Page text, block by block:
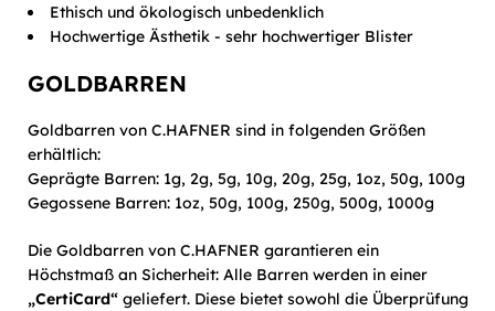
Ethisch und ökologisch unbedenklich
Hochwertige Ästhetik - sehr hochwertiger Blister
GOLDBARREN
Goldbarren von C.HAFNER sind in folgenden Größen
erhältlich:
Geprägte Barren: 1g, 2g, 5g, 10g, 20g, 25g, 1oz, 50g, 100g
Gegossene Barren: 1oz, 50g, 100g, 250g, 500g, 1000g
Die Goldbarren von C.HAFNER garantieren ein
Höchstmaß an Sicherheit: Alle Barren werden in einer
„CertiCard“ geliefert. Diese bietet sowohl die Überprüfung